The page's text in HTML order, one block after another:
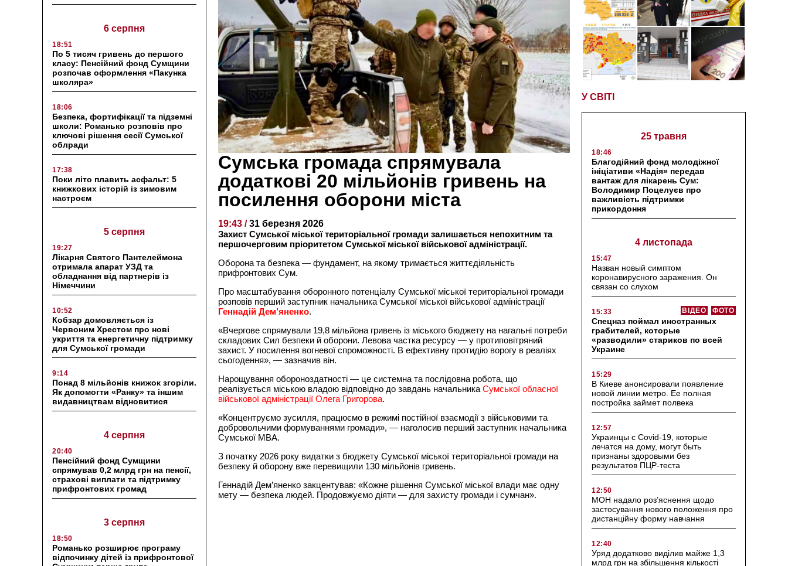
6 серпня
18:51
По 5 тисяч гривень до першого
класу: Пенсійний фонд Сумщини
розпочав оформлення «Пакунка
школяра»
18:06
Безпека, фортифікації та підземні
школи: Романько розповів про
ключові рішення сесії Сумської
облради
17:38
Поки літо плавить асфальт: 5
книжкових історій із зимовим
настроєм
5 серпня
19:27
Лікарня Святого Пантелеймона
отримала апарат УЗД та
обладнання від партнерів із
Німеччини
10:52
Кобзар домовляється із
Червоним Хрестом про нові
укриття та енергетичну підтримку
для Сумської громади
9:14
Понад 8 мільйонів книжок згоріли.
Як допомогти «Ранку» та іншим
видавництвам відновитися
4 серпня
20:40
Пенсійний фонд Сумщини
спрямував 0,2 млрд грн на пенсії,
страхові виплати та підтримку
прифронтових громад
3 серпня
18:50
Романько розширює програму
відпочинку дітей із прифронтової
Сумська громада спрямувала
додаткові 20 мільйонів гривень на
посилення оборони міста
19:43 /31 березня 2026
Захист Сумської міської територіальної громади залишається непохитним та
першочерговим пріоритетом Сумської міської військової адміністрації.
Оборона та безпека — фундамент, на якому тримається життєдіяльність
прифронтових Сум.
Про масштабування оборонного потенціалу Сумської міської територіальної громади
розповів перший заступник начальника Сумської міської військової адміністрації
Геннадій Дем’яненко.
«Вчергове спрямували 19,8 мільйона гривень із міського бюджету на нагальні потреби
складових Сил безпеки й оборони. Левова частка ресурсу — у протиповітряний
захист. У посилення вогневої спроможності. В ефективну протидію ворогу в реаліях
сьогодення», — зазначив він.
Нарощування обороноздатності — це системна та послідовна робота, що
реалізується міською владою відповідно до завдань начальника Сумської обласної
військової адміністрації Олега Григорова.
«Концентруємо зусилля, працюємо в режимі постійної взаємодії з військовими та
добровольчими формуваннями громади», — наголосив перший заступник начальника
Сумської МВА.
З початку 2026 року видатки з бюджету Сумської міської територіальної громади на
безпеку й оборону вже перевищили 130 мільйонів гривень.
Геннадій Дем’яненко закцентував: «Кожне рішення Сумської міської влади має одну
мету — безпека людей. Продовжуємо діяти — для захисту громади і сумчан».
У СВІТІ
25 травня
18:46
Благодійний фонд молодіжної
ініціативи «Надія» передав
вантаж для лікарень Сум:
Володимир Поцелуєв про
важливість підтримки
прикордоння
4 листопада
15:47
Назван новый симптом
коронавирусного заражения. Он
связан со слухом
15:33 ФОТО
ВІДЕО
Спецназ поймал иностранных
грабителей, которые
«разводили» стариков по всей
Украине
15:29
В Киеве анонсировали появление
новой линии метро. Ее полная
постройка займет полвека
12:57
Украинцы с Covid-19, которые
лечатся на дому, могут быть
признаны здоровыми без
результатов ПЦР-теста
12:50
МОН надало роз’яснення щодо
застосування нового положення про
дистанційну форму навчання
12:40
Уряд додатково виділив майже 1,3
млрд грн на збільшення кількості